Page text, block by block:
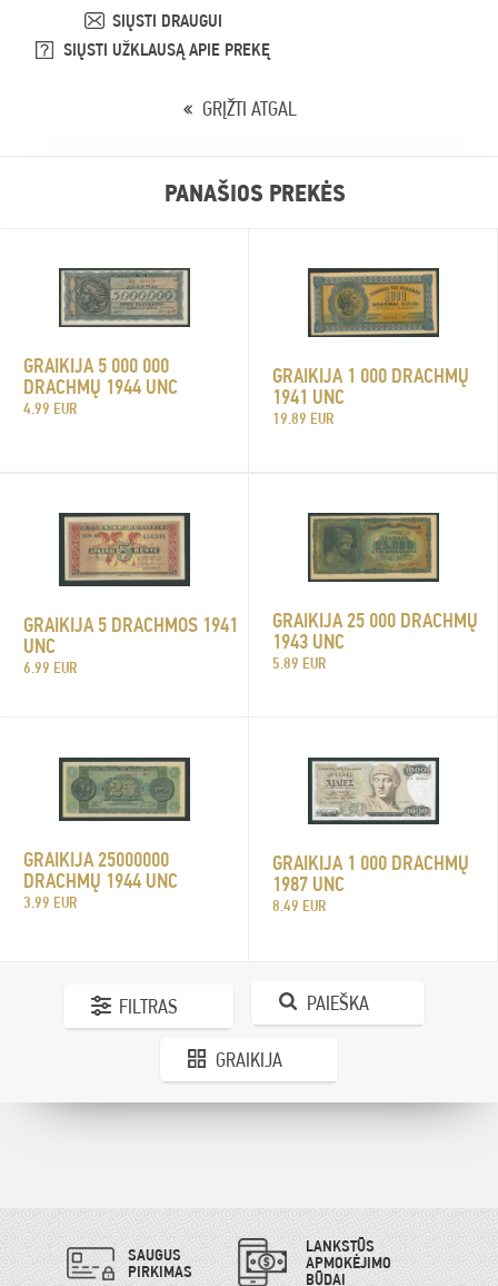
SIŲSTI DRAUGUI
SIŲSTI UŽKLAUSĄ APIE PREKĘ
GRĮŽTI ATGAL
PANAŠIOS PREKĖS
GRAIKIJA 5 000 000
DRACHMŲ 1944 UNC
4.99 EUR
GRAIKIJA 1 000 DRACHMŲ
1941 UNC
19.89 EUR
GRAIKIJA 5 DRACHMOS 1941
UNC
6.99 EUR
GRAIKIJA 25 000 DRACHMŲ
1943 UNC
5.89 EUR
GRAIKIJA 25000000
DRACHMŲ 1944 UNC
3.99 EUR
GRAIKIJA 1 000 DRACHMŲ
1987 UNC
8.49 EUR
FILTRAS PAIEŠKA
GRAIKIJA
SAUGUS
PIRKIMAS
LANKSTŪS
APMOKĖJIMO
BŪDAI